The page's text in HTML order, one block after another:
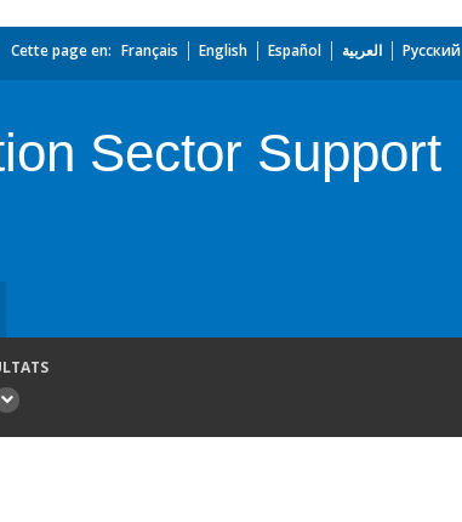
Cette page en: Français English Español العربية Русский
Sector Support